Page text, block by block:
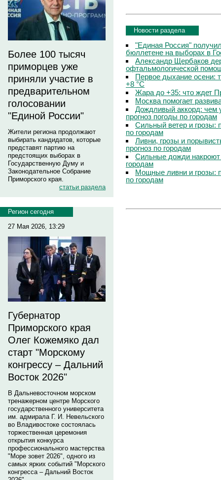
Более 100 тысяч
приморцев уже
приняли участие в
предварительном
голосовании
"Единой России"
Жители региона продолжают
выбирать кандидатов, которые
представят партию на
предстоящих выборах в
Государственную Думу и
Законодательное Собрание
Приморского края.
статьи раздела
Регион сегодня
27 Мая 2026, 13:29
Губернатор
Приморского края
Олег Кожемяко дал
старт "Морскому
конгрессу – Дальний
Восток 2026"
В Дальневосточном морском
тренажерном центре Морского
государственного университета
им. адмирала Г. И. Невельского
во Владивостоке состоялась
торжественная церемония
открытия конкурса
профессионального мастерства
"Море зовет 2026", одного из
самых ярких событий "Морского
конгресса – Дальний Восток
Новости раздела
"Единая Россия"
бюллетене на выборах в
Александр Щербаков
офтальмологической
Первое дыхание осени:
+8 °C
Жара до +35: что ждет
Москва помогает
Дождливый аккорд: чем
прогноз погоды по городам
Сильный ветер и грозы:
по городам
Ливни, грозы и
прогноз по городам
Сильные дожди
городам
Мощные ливни и грозы:
по городам